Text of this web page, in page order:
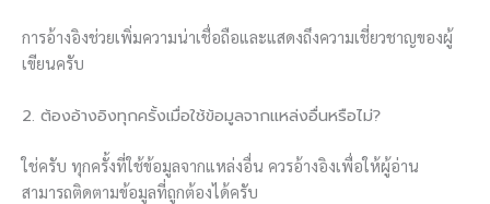
การอ้างอิงช่วยเพิ่มความน่าเชื่อถือและแสดงถึงความเชี่ยวชาญของผู้
เขียนครับ
2. ต้องอ้างอิงทุกครั้งเมื่อใช้ข้อมูลจากแหล่งอื่นหรือไม่?
ใช่ครับ ทุกครั้งที่ใช้ข้อมูลจากแหล่งอื่น ควรอ้างอิงเพื่อให้ผู้อ่าน
สามารถติดตามข้อมูลที่ถูกต้องได้ครับ